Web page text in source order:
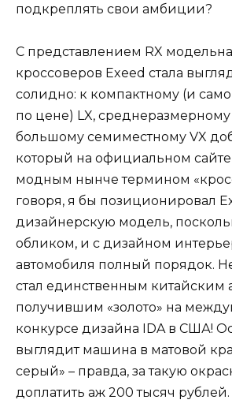
подкреплять свои амбиции?
С представлением RX
кроссоверов Exeed стала
солидно: к компактному (и
по цене) LX, среднеразмерному
большому семиместному VX
который на официальном сайте
модным нынче термином
говоря, я бы позиционировал
дизайнерскую модель,
обликом, и с дизайном
автомобиля полный порядок.
стал единственным китайским
получившим «золото» на
конкурсе дизайна IDA в США!
выглядит машина в матовой
серый» – правда, за такую
доплатить аж 200 тысяч рублей.